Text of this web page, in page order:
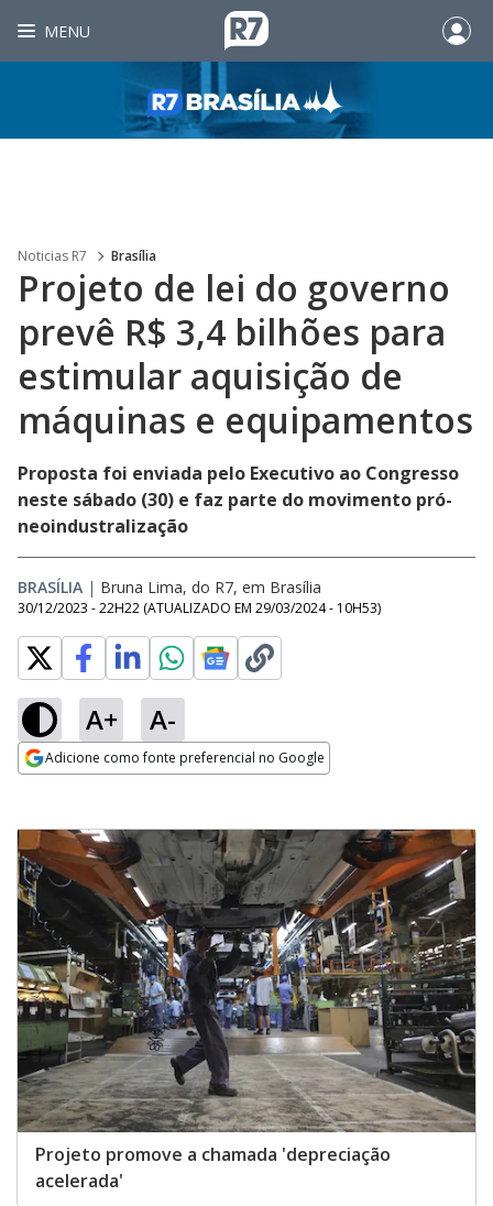
MENU
Noticias R7 Brasília
Projeto de lei do governo
prevê R$ 3,4 bilhões para
estimular aquisição de
máquinas e equipamentos
Proposta foi enviada pelo Executivo ao Congresso
neste sábado (30) e faz parte do movimento pró-
neoindustralização
BRASÍLIA | Bruna Lima, do R7, em Brasília
30/12/2023 - 22H22 (ATUALIZADO EM 29/03/2024 - 10H53)
A+ A-
Adicione como fonte preferencial no Google
Projeto promove a chamada 'depreciação
acelerada'